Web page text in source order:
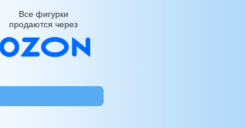
Все фигурки
продаются через